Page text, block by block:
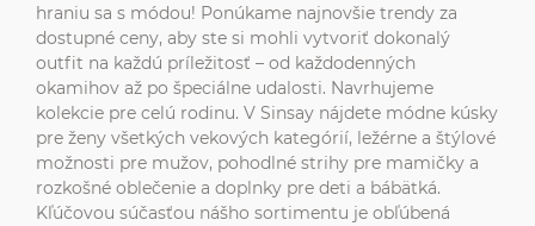
hraniu sa s módou! Ponúkame najnovšie trendy za
dostupné ceny, aby ste si mohli vytvoriť dokonalý
outfit na každú príležitosť – od každodenných
okamihov až po špeciálne udalosti. Navrhujeme
kolekcie pre celú rodinu. V Sinsay nájdete módne kúsky
pre ženy všetkých vekových kategórií, ležérne a štýlové
možnosti pre mužov, pohodlné strihy pre mamičky a
rozkošné oblečenie a doplnky pre deti a bábätká.
Kľúčovou súčasťou nášho sortimentu je obľúbená